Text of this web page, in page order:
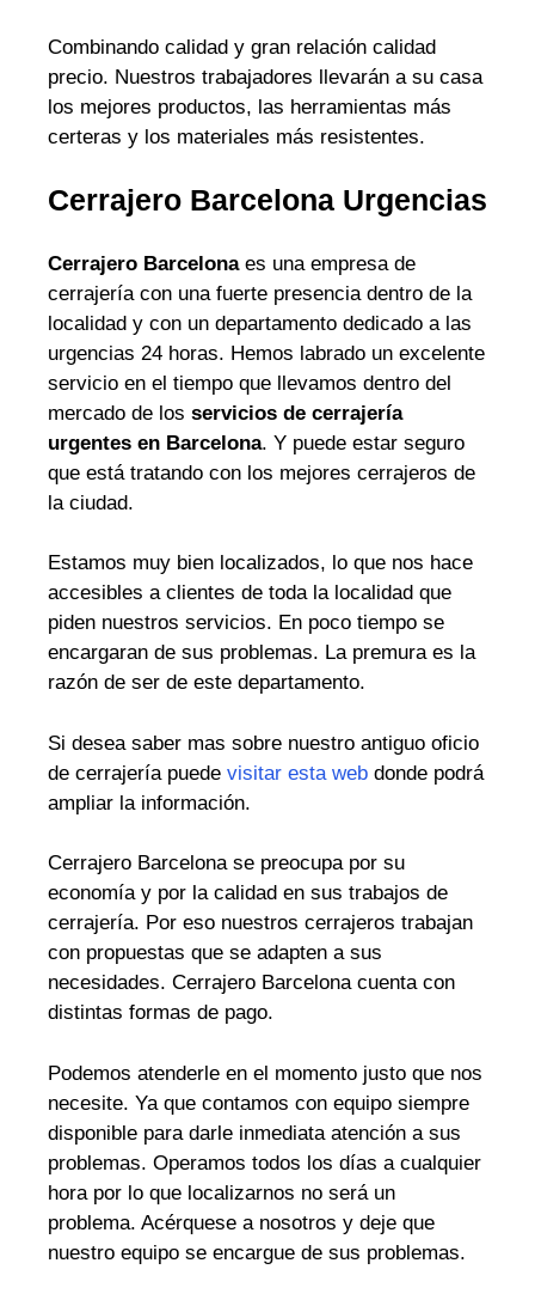
Combinando calidad y gran relación calidad
precio. Nuestros trabajadores llevarán a su casa
los mejores productos, las herramientas más
certeras y los materiales más resistentes.
Cerrajero Barcelona Urgencias
Cerrajero Barcelonaes una empresa de
cerrajería con una fuerte presencia dentro de la
localidad y con un departamento dedicado a las
urgencias 24 horas. Hemos labrado un excelente
servicio en el tiempo que llevamos dentro del
mercado de los servicios de cerrajería
urgentes en Barcelona. Y puede estar seguro
que está tratando con los mejores cerrajeros de
la ciudad.
Estamos muy bien localizados, lo que nos hace
accesibles a clientes de toda la localidad que
piden nuestros servicios. En poco tiempo se
encargaran de sus problemas. La premura es la
razón de ser de este departamento.
Si desea saber mas sobre nuestro antiguo oficio
de cerrajería puede visitar esta web donde podrá
ampliar la información.
Cerrajero Barcelona se preocupa por su
economía y por la calidad en sus trabajos de
cerrajería. Por eso nuestros cerrajeros trabajan
con propuestas que se adapten a sus
necesidades. Cerrajero Barcelona cuenta con
distintas formas de pago.
Podemos atenderle en el momento justo que nos
necesite. Ya que contamos con equipo siempre
disponible para darle inmediata atención a sus
problemas. Operamos todos los días a cualquier
hora por lo que localizarnos no será un
problema. Acérquese a nosotros y deje que
nuestro equipo se encargue de sus problemas.